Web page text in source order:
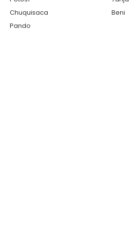
Chuquisaca
Beni
Pando